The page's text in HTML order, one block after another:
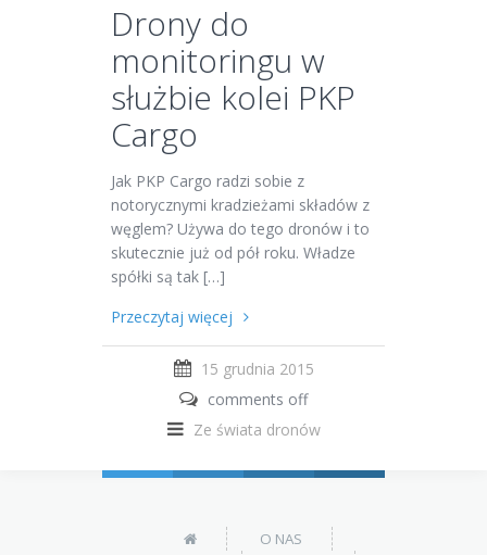
Drony do
monitoringu w
służbie kolei PKP
Cargo
Jak PKP Cargo radzi sobie z
notorycznymi kradzieżami składów z
węglem? Używa do tego dronów i to
skutecznie już od pół roku. Władze
spółki są tak […]
Przeczytaj więcej
15 grudnia 2015
comments off
Ze świata dronów
O NAS